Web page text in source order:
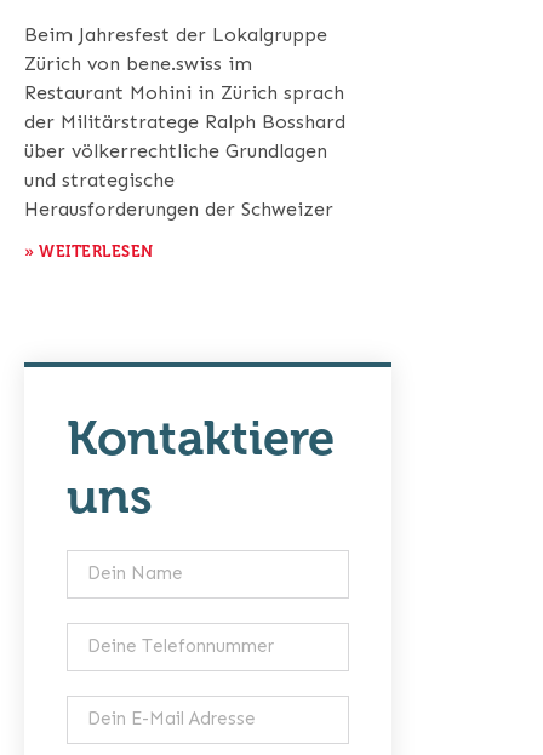
Beim Jahresfest der Lokalgruppe
Zürich von bene.swiss im
Restaurant Mohini in Zürich sprach
der Militärstratege Ralph Bosshard
über völkerrechtliche Grundlagen
und strategische
Herausforderungen der Schweizer
» WEITERLESEN
Kontaktiere
uns